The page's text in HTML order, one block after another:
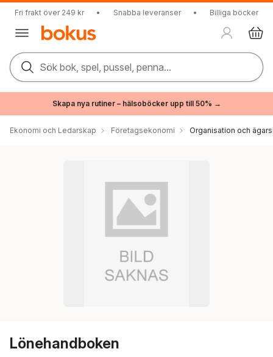
Fri frakt över 249 kr • Snabba leveranser • Billiga böcker
Sök bok, spel, pussel, penna...
Skapa nya rutiner – hälsoböcker upp till 50% →
Ekonomi och Ledarskap Företagsekonomi Organisation och
Lönehandboken